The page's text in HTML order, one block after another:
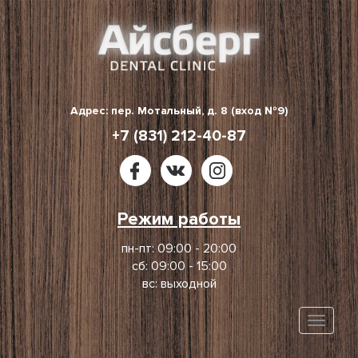
Skip
to
content
Адрес: пер. Мотальный, д. 8 (вход №9)
+7 (831) 212-40-87
Режим работы
пн-пт: 09:00 - 20:00
сб: 09:00 - 15:00
вс: выходной
Toggle